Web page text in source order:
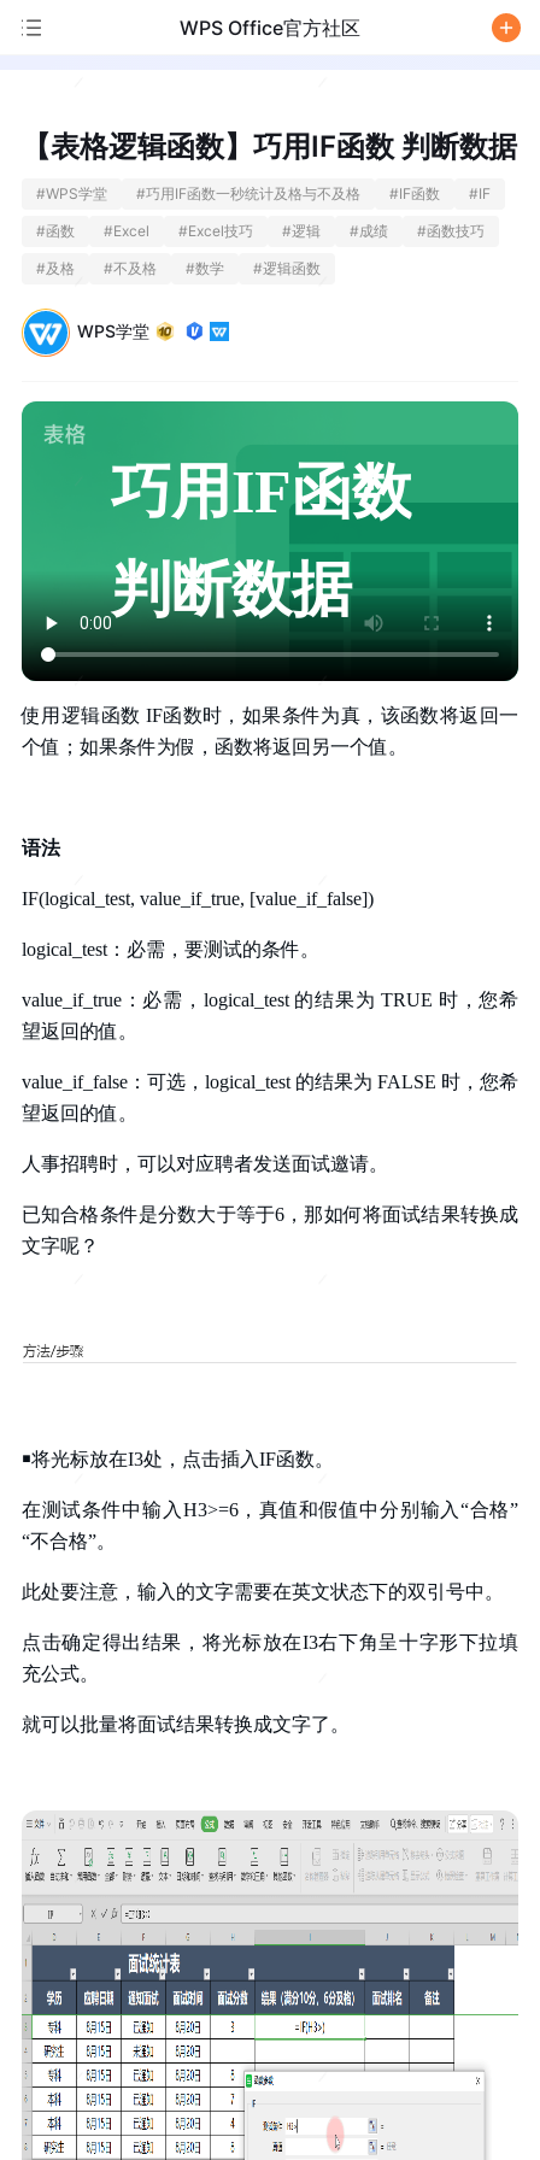
WPS Office官方社区
【表格逻辑函数】巧用IF函数 判断数据
#WPS学堂 #巧用IF函数一秒统计及格与不及格 #IF函数 #IF
#函数 #Excel #Excel技巧 #逻辑 #成绩 #函数技巧
#及格 #不及格 #数学 #逻辑函数
WPS学堂
巧用IF函数
判断数据
使用逻辑函数 IF函数时，如果条件为真，该函数将返回一
个值；如果条件为假，函数将返回另一个值。
语法
IF(logical_test, value_if_true, [value_if_false])
logical_test：必需，要测试的条件。
value_if_true：必需，logical_test 的结果为 TRUE 时，您希
望返回的值。
value_if_false：可选，logical_test 的结果为 FALSE 时，您希
望返回的值。
人事招聘时，可以对应聘者发送面试邀请。
已知合格条件是分数大于等于6，那如何将面试结果转换成
文字呢？
￭将光标放在I3处，点击插入IF函数。
在测试条件中输入H3>=6，真值和假值中分别输入“合格”
“不合格”。
此处要注意，输入的文字需要在英文状态下的双引号中。
点击确定得出结果，将光标放在I3右下角呈十字形下拉填
充公式。
就可以批量将面试结果转换成文字了。